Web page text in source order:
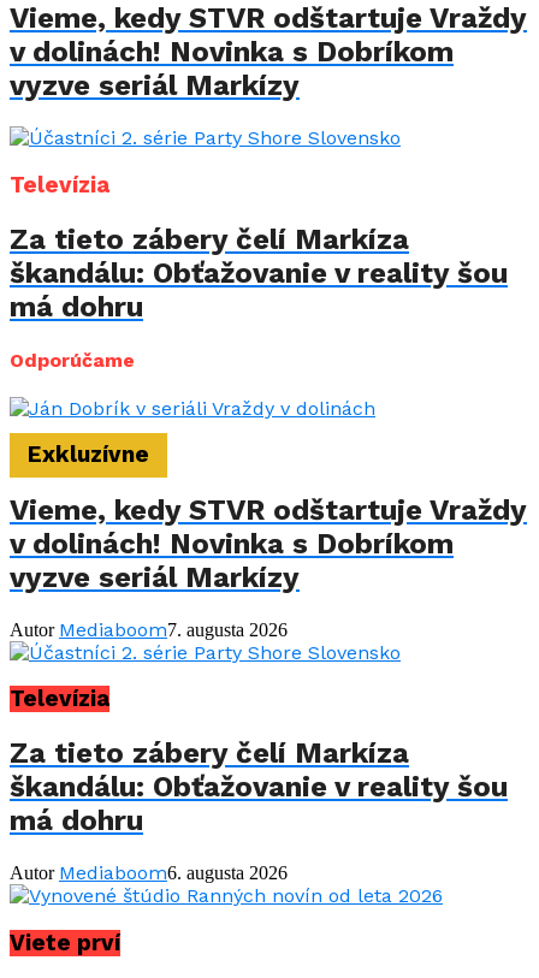
Vieme, kedy STVR odštartuje Vraždy
v dolinách! Novinka s Dobríkom
vyzve seriál Markízy
Televízia
Za tieto zábery čelí Markíza
škandálu: Obťažovanie v reality šou
má dohru
Odporúčame
Exkluzívne
Vieme, kedy STVR odštartuje Vraždy
v dolinách! Novinka s Dobríkom
vyzve seriál Markízy
Autor Mediaboom7. augusta 2026
Televízia
Za tieto zábery čelí Markíza
škandálu: Obťažovanie v reality šou
má dohru
Autor Mediaboom6. augusta 2026
Viete prví